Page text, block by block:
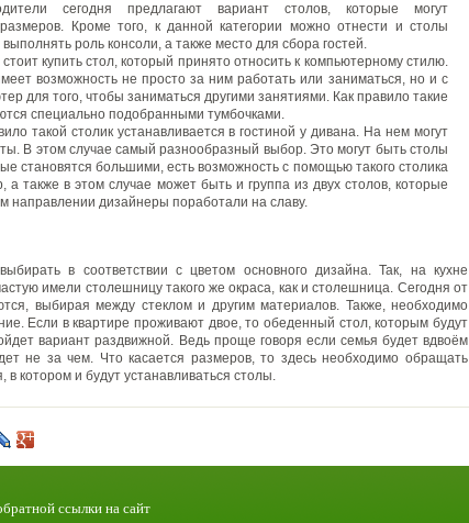
сегодня предлагают вариант столов, которые могут
Кроме того, к данной категории можно отнести и столы
роль консоли, а также место для сбора гостей.
купить стол, который принято относить к компьютерному стилю.
возможность не просто за ним работать или заниматься, но и с
для того, чтобы заниматься другими занятиями. Как правило такие
специально подобранными тумбочками.
такой столик устанавливается в гостиной у дивана. На нем могут
В этом случае самый разнообразный выбор. Это могут быть столы
становятся большими, есть возможность с помощью такого столика
а также в этом случае может быть и группа из двух столов, которые
направлении дизайнеры поработали на славу.
в соответствии с цветом основного дизайна. Так, на кухне
имели столешницу такого же окраса, как и столешница. Сегодня от
выбирая между стеклом и другим материалов. Также, необходимо
Если в квартире проживают двое, то обеденный стол, которым будут
вариант раздвижной. Ведь проще говоря если семья будет вдвоём
не за чем. Что касается размеров, то здесь необходимо обращать
котором и будут устанавливаться столы.
ссылки на сайт